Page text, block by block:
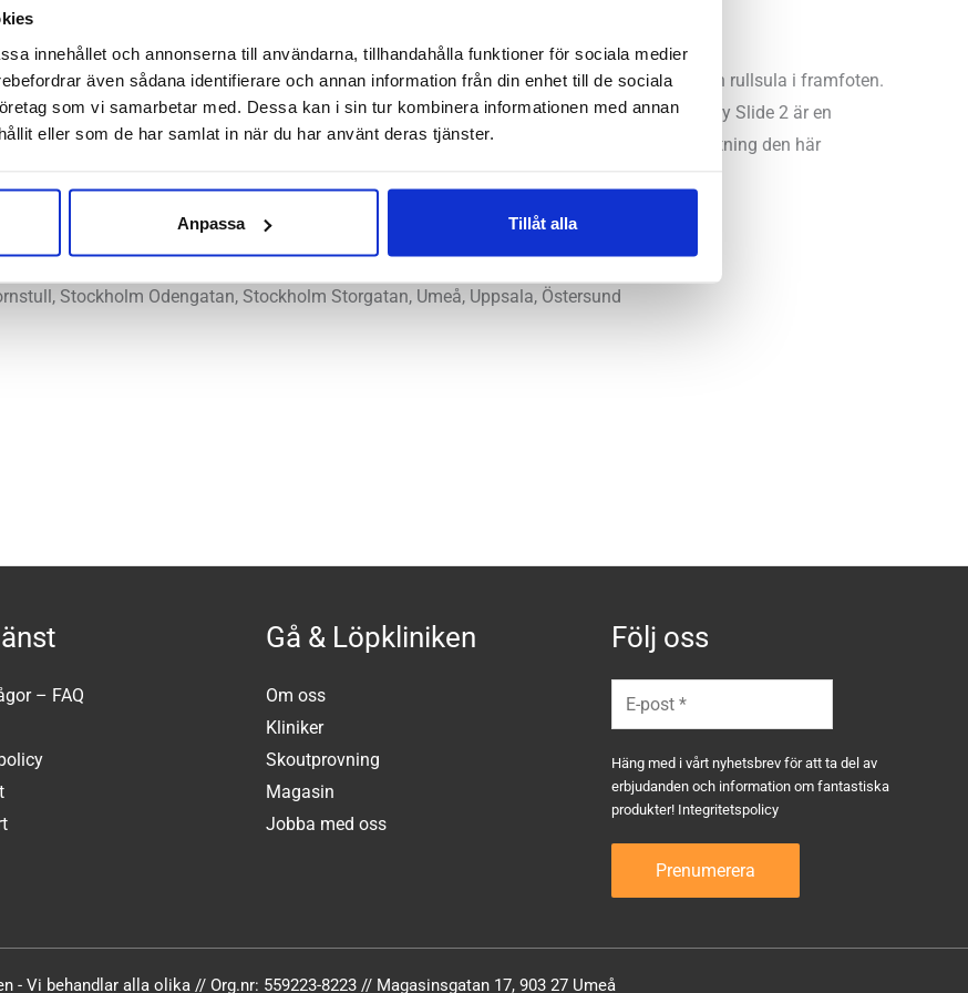
innehållet och annonserna till användarna, tillhandahålla funktioner för sociala medier
även sådana identifierare och annan information från din enhet till de sociala
som vi samarbetar med. Dessa kan i sin tur kombinera informationen med annan
eller som de har samlat in när du har använt deras tjänster.
Anpassa Tillåt alla
Slide 2 har en överdimensionerad mellansula med fantastisk stötdämpning i hälen och rullsula i framfoten.
på endast 180 gram. Jo, jag tackar. Komfort och lätthet när den är som bäst. Ora Recovery Slide 2 är en
till ömma fötter eller smärtande hälar. Men vi glömmer lätt hur otroligt fin avlastning den här
Stockholm Odengatan, Stockholm Storgatan, Umeå, Uppsala, Östersund
– FAQ
Gå & Löpkliniken
Om oss
Kliniker
Skoutprovning
Magasin
Jobba med oss
Följ oss
Häng med i vårt nyhetsbrev för att ta del av
erbjudanden och information om fantastiska
produkter! Integritetspolicy
- Vi behandlar alla olika // Org.nr: 559223-8223 // Magasinsgatan 17, 903 27 Umeå